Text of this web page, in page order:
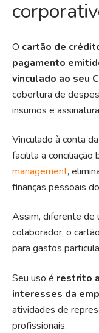
O cartão de
pagamento
vinculado ao seu
cobertura de
insumos e
Vinculado à conta
facilita a conciliação
management,
finanças pessoais
Assim, diferente de
colaborador, o
para gastos
Seu uso é restrito
interesses da
atividades de
profissionais.